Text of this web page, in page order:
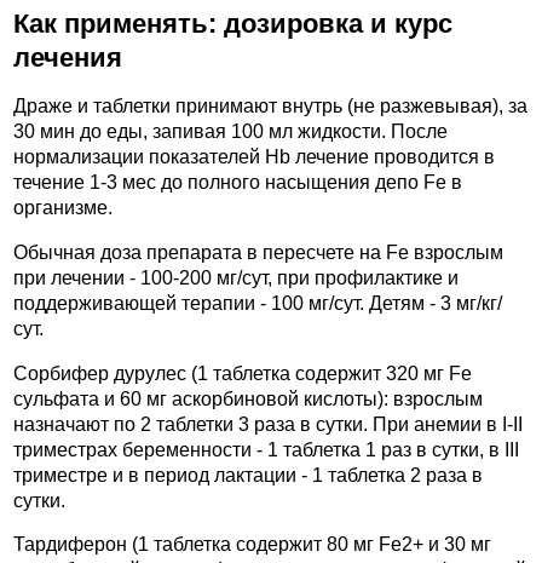
Как применять: дозировка и курс
лечения
Драже и таблетки принимают внутрь (не разжевывая), за
30 мин до еды, запивая 100 мл жидкости. После
нормализации показателей Hb лечение проводится в
течение 1-3 мес до полного насыщения депо Fe в
организме.
Обычная доза препарата в пересчете на Fe взрослым
при лечении - 100-200 мг/сут, при профилактике и
поддерживающей терапии - 100 мг/сут. Детям - 3 мг/кг/
сут.
Сорбифер дурулес (1 таблетка содержит 320 мг Fe
сульфата и 60 мг аскорбиновой кислоты): взрослым
назначают по 2 таблетки 3 раза в сутки. При анемии в I-II
триместрах беременности - 1 таблетка 1 раз в сутки, в III
триместре и в период лактации - 1 таблетка 2 раза в
сутки.
Тардиферон (1 таблетка содержит 80 мг Fe2+ и 30 мг